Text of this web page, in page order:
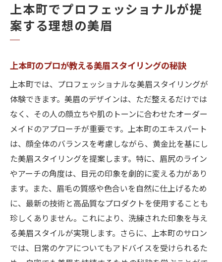
上本町でプロフェッショナルが提
案する理想の美眉
上本町のプロが教える美眉スタイリングの秘訣
上本町では、プロフェッショナルな美眉スタイリングが
体験できます。美眉のデザインは、ただ整えるだけでは
なく、その人の顔立ちや肌のトーンに合わせたオーダー
メイドのアプローチが重要です。上本町のエキスパート
は、顔全体のバランスを考慮しながら、黄金比を基にし
た美眉スタイリングを提案します。特に、眉尻のライン
やアーチの角度は、目元の印象を劇的に変える力があり
ます。また、眉毛の質感や色合いを自然に仕上げるため
に、最新の技術と高品質なプロダクトを使用することも
珍しくありません。これにより、洗練された印象を与え
る美眉スタイルが実現します。さらに、上本町のサロン
では、日常のケアについてもアドバイスを受けられるた